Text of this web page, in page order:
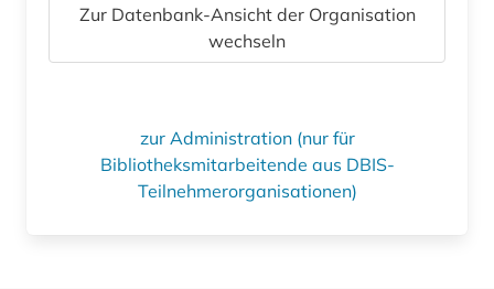
Zur Datenbank-Ansicht der Organisation
wechseln
zur Administration (nur für
Bibliotheksmitarbeitende aus DBIS-
Teilnehmerorganisationen)